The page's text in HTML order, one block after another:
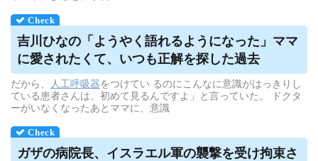
吉川ひなの「ようやく語れるようになった」ママ
に愛されたくて、いつも正解を探した過去
だから、 人工呼吸器をつけてい るのにこんなに意識がはっきりし
ている患者さんは、初めて見るんですよ」と言っていた。 ドクタ
ーがいなくなったあとママに、意識
ガザの病院長、イスラエル軍の襲撃を受け拘束さ